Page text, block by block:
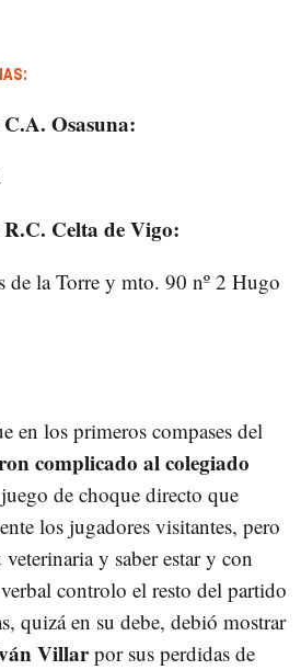
Osasuna:
Celta de Vigo:
de la Torre y mto. 90 nº 2 Hugo
en los primeros compases del
complicado al colegiado
de choque directo que
los jugadores visitantes, pero
y saber estar y con
controlo el resto del partido
quizá en su debe, debió mostrar
Villarpor sus perdidas de